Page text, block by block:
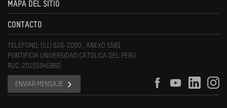
MAPA DEL SITIO
CONTACTO
TELÉFONO: (51) 626-2000 , ANEXO 5581
PONTIFICIA UNIVERSIDAD CATOLICA DEL PERU
RUC: 20155945860
ENVIAR MENSAJE